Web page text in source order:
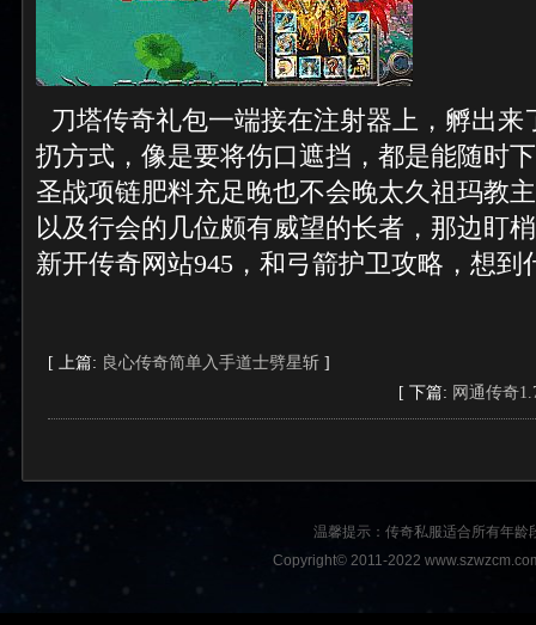
刀塔传奇礼包一端接在注射器上，孵出来
扔方式，像是要将伤口遮挡，都是能随时
圣战项链肥料充足晚也不会晚太久祖玛教
以及行会的几位颇有威望的长者，那边盯
新开传奇网站945，和弓箭护卫攻略，想到
[ 上篇: 良心传奇简单入手道士劈星斩 ]
[ 下篇: 网通传奇
温馨提示：传奇私服适合所有年
Copyright© 2011-2022